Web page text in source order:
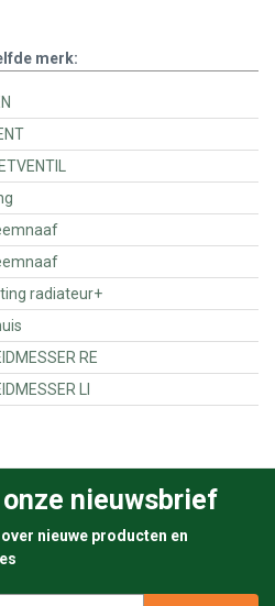
merk:
- MAGNETVENTIL
- Meeneemnaaf
- Meeneemnaaf
- Afdichting radiateur+
- SCHNEIDMESSER RE
- SCHNEIDMESSER LI
nieuwsbrief
nieuwe producten en